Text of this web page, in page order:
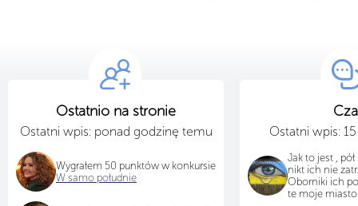
Ostatnio na stronie
Ostatni wpis: ponad godzinę temu
Wygrałem 50 punktów w konkursie
W samo południe
Ostatni wpis:
Jak to jest ,
nikt ich nie
Oborniki ich
te moje miasto